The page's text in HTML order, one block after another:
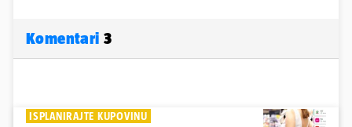
Komentari 3
ISPLANIRAJTE KUPOVINU